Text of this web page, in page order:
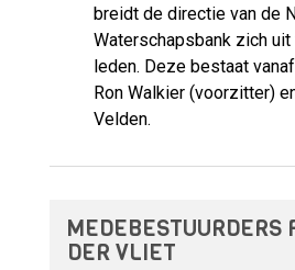
breidt de directie van de
Waterschapsbank zich
leden. Deze bestaat
Ron Walkier (voorzitter)
Velden.
MEDEBESTUURDERS
DER VLIET